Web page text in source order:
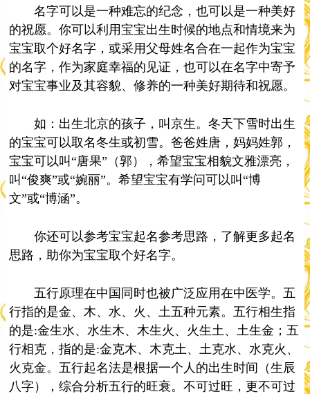
名字可以是一种难忘的纪念，也可以是一种美好
的祝愿。你可以利用宝宝出生时候的地点和情境来为
宝宝取个好名字，或采用父母姓名合在一起作为宝宝
的名字，作为家庭幸福的见证，也可以在名字中寄予
对宝宝事业及其容貌、修养的一种美好期待和祝愿。
如：出生北京的孩子，叫京生。冬天下雪时出生
的宝宝可以取名冬生或初雪。爸爸姓唐，妈妈姓郭，
宝宝可以叫“唐果”（郭），希望宝宝相貌文雅漂亮，
叫“俊爽”或“婉丽”。希望宝宝有学问可以叫“博
文”或“博涵”。
你还可以参考宝宝起名参考思路，了解更多起名
思路，助你为宝宝取个好名字。
五行原理在中国同时也被广泛应用在中医学。五
行指的是金、木、水、火、土五种元素。五行相生指
的是:金生水、水生木、木生火、火生土、土生金；五
行相克，指的是:金克木、木克土、土克水、水克火、
火克金。五行起名法是根据一个人的出生时间（生辰
八字），综合分析五行的旺衰。不可过旺，更不可过